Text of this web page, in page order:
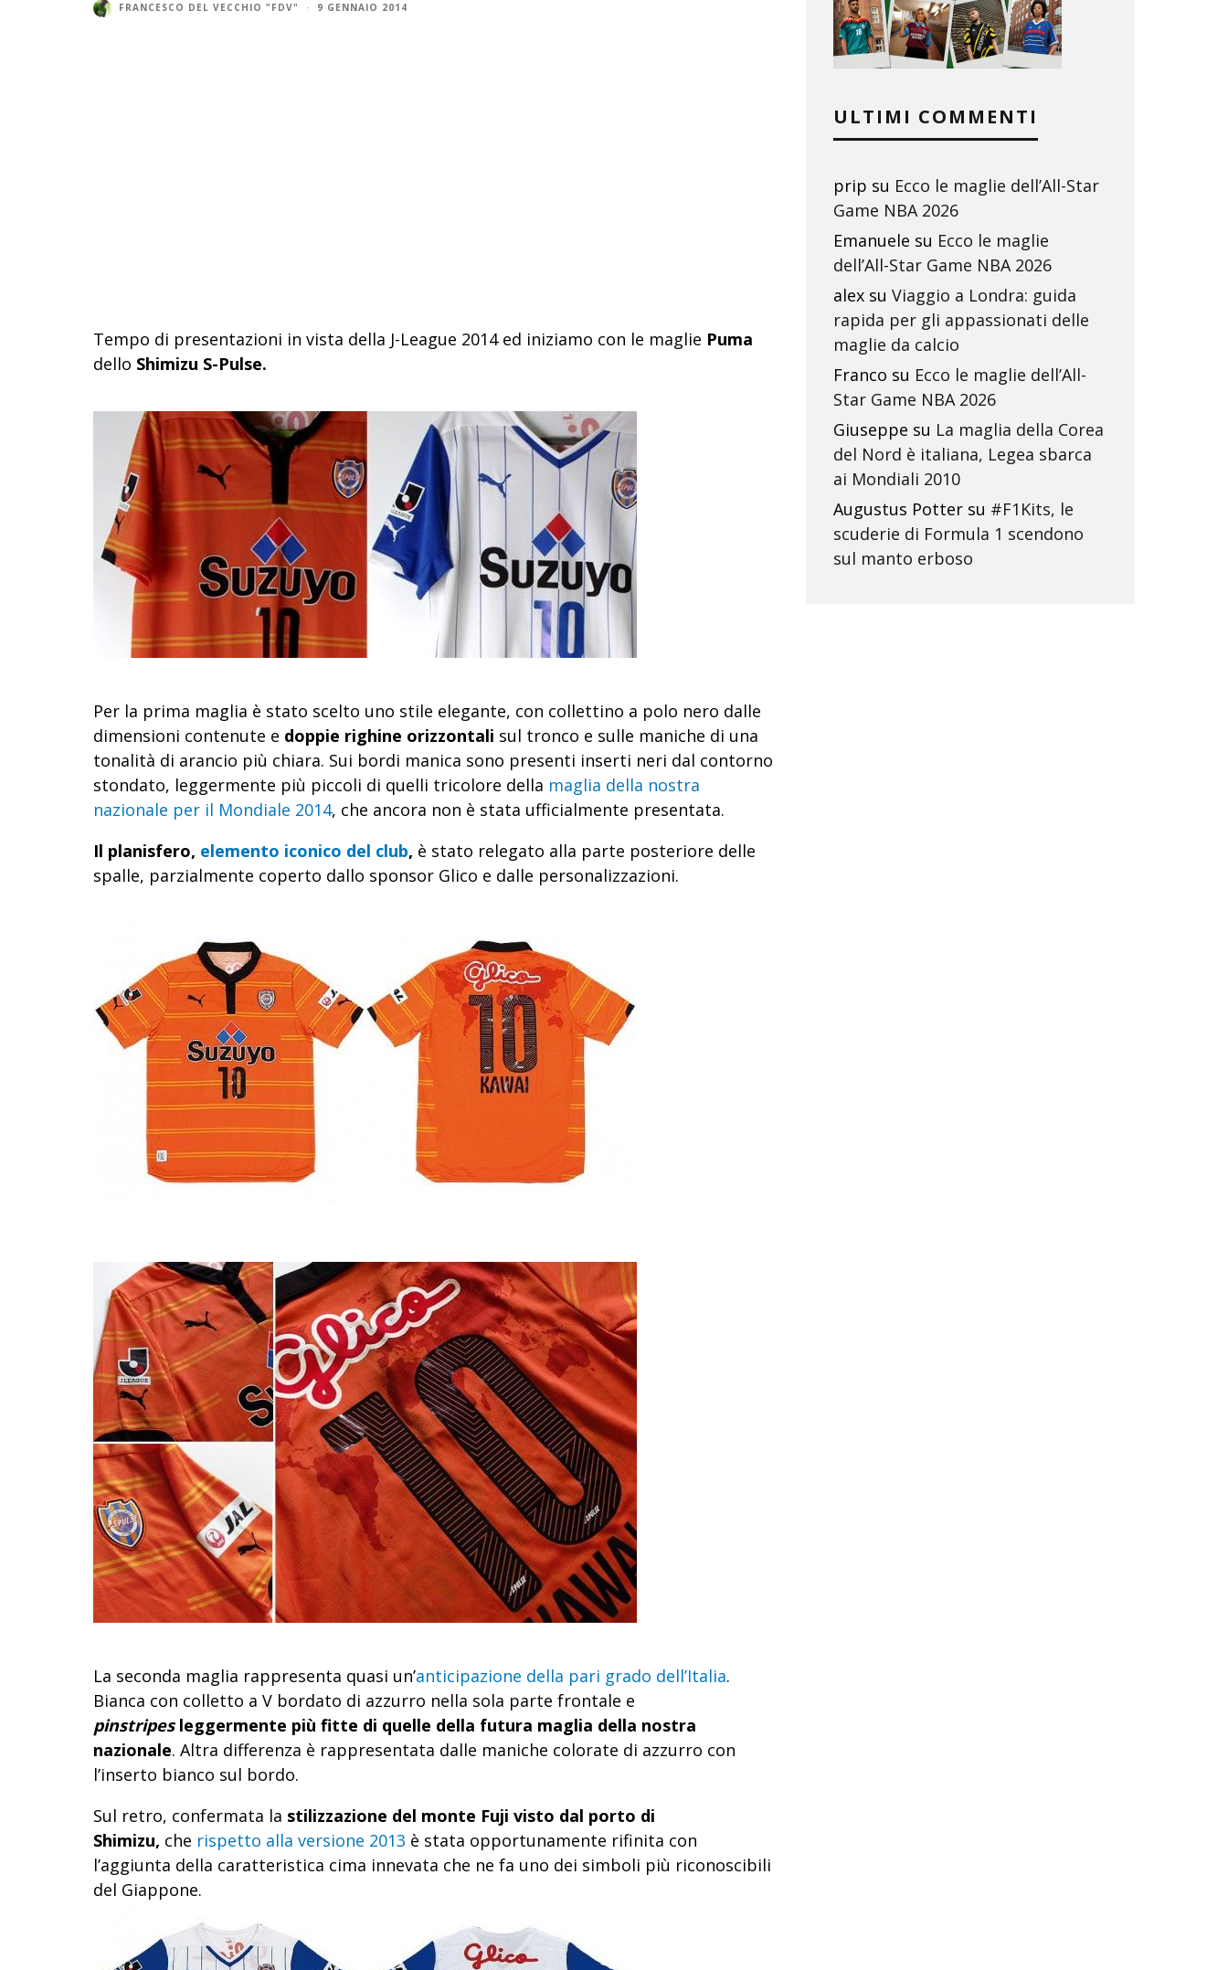
FRANCESCO DEL VECCHIO "FDV" · 9 GENNAIO 2014
Tempo di presentazioni in vista della J-League 2014 ed iniziamo con le maglie Puma
dello Shimizu S-Pulse.
Per la prima maglia è stato scelto uno stile elegante, con collettino a polo nero dalle
dimensioni contenute e doppie righine orizzontali sul tronco e sulle maniche di una
tonalità di arancio più chiara. Sui bordi manica sono presenti inserti neri dal contorno
stondato, leggermente più piccoli di quelli tricolore della maglia della nostra
nazionale per il Mondiale 2014, che ancora non è stata ufficialmente presentata.
Il planisfero, elemento iconico del club, è stato relegato alla parte posteriore delle
spalle, parzialmente coperto dallo sponsor Glico e dalle personalizzazioni.
La seconda maglia rappresenta quasi un’anticipazione della pari grado dell’Italia.
Bianca con colletto a V bordato di azzurro nella sola parte frontale e
pinstripesleggermente più fitte di quelle della futura maglia della nostra
nazionale. Altra differenza è rappresentata dalle maniche colorate di azzurro con
l’inserto bianco sul bordo.
Sul retro, confermata la stilizzazione del monte Fuji visto dal porto di
Shimizu, che rispetto alla versione 2013 è stata opportunamente rifinita con
l’aggiunta della caratteristica cima innevata che ne fa uno dei simboli più riconoscibili
del Giappone.
ULTIMI COMMENTI
prip su Ecco le maglie dell’All-Star
Game NBA 2026
Emanuele su Ecco le maglie
dell’All-Star Game NBA 2026
alex su Viaggio a Londra: guida
rapida per gli appassionati delle
maglie da calcio
Franco su Ecco le maglie dell’All-
Star Game NBA 2026
Giuseppe su La maglia della Corea
del Nord è italiana, Legea sbarca
ai Mondiali 2010
Augustus Potter su #F1Kits, le
scuderie di Formula 1 scendono
sul manto erboso